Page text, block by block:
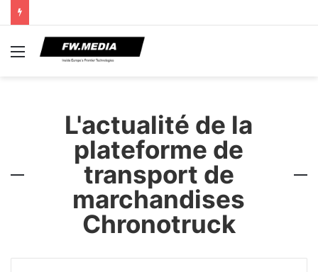
Menu
L'actualité de la
plateforme de
transport de
marchandises
Chronotruck